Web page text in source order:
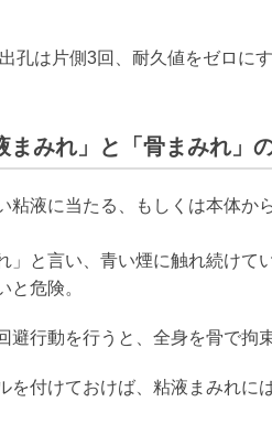
孔は片側3回、耐久値をゼロに
まみれ」と「骨まみれ」
粘液に当たる、もしくは本体か
」と言い、青い煙に触れ続けて
と危険。
避行動を行うと、全身を骨で
を付けておけば、粘液まみれ